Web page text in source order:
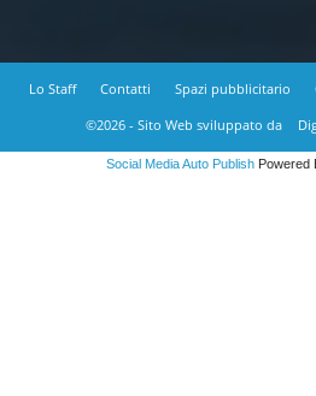
Lo Staff Contatti Spazi pubblicitario
©2026 - Sito Web sviluppato da
Social Media Auto PublishPowered